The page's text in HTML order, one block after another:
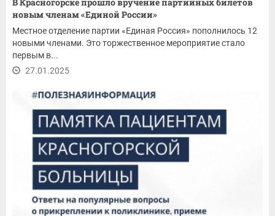
В Красногорске прошло вручение партийных билетов
новым членам «Единой России»
Местное отделение партии «Единая Россия» пополнилось 12
новыми членами. Это торжественное мероприятие стало
первым в...
27.01.2025